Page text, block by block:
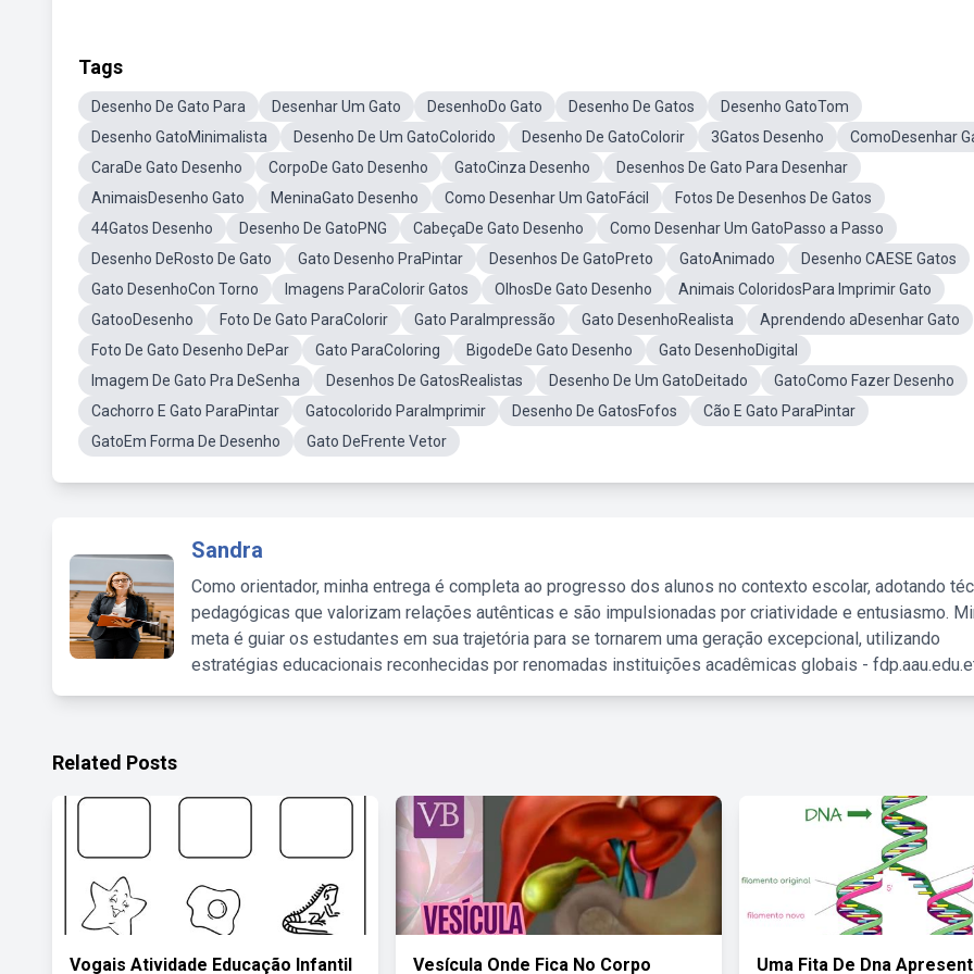
Tags
Desenho De Gato Para Desenhar Um Gato DesenhoDo Gato Desenho De Gatos
Desenho GatoTom
Desenho GatoMinimalista
Desenho De Um GatoColorido Desenho De GatoColorir 3Gatos Desenho
ComoDesenhar
CaraDe Gato Desenho
CorpoDe Gato Desenho GatoCinza Desenho
Desenhos De Gato Para Desenhar
AnimaisDesenho Gato
MeninaGato Desenho Como Desenhar Um GatoFácil
Fotos De Desenhos De Gatos
44Gatos Desenho
Desenho De GatoPNG CabeçaDe Gato Desenho
Como Desenhar Um GatoPasso a Passo
Desenho DeRosto De Gato
Gato Desenho PraPintar Desenhos De GatoPreto GatoAnimado
Desenho CAESE Gatos
Gato DesenhoCon Torno
Imagens ParaColorir Gatos OlhosDe Gato Desenho
Animais ColoridosPara Imprimir Gato
GatooDesenho
Foto De Gato ParaColorir Gato ParaImpressão Gato DesenhoRealista
Aprendendo aDesenhar Gato
Foto De Gato Desenho DePar
Gato ParaColoring BigodeDe Gato Desenho
Gato DesenhoDigital
Imagem De Gato Pra DeSenha
Desenhos De GatosRealistas Desenho De Um GatoDeitado
GatoComo Fazer Desenho
Cachorro E Gato ParaPintar
Gatocolorido ParaImprimir Desenho De GatosFofos
Cão E Gato ParaPintar
GatoEm Forma De Desenho
Gato DeFrente Vetor
Sandra
Como orientador, minha entrega é completa ao progresso dos alunos no contexto escolar, adotando
pedagógicas que valorizam relações autênticas e são impulsionadas por criatividade e entusiasmo.
meta é guiar os estudantes em sua trajetória para se tornarem uma geração excepcional, utilizando
estratégias educacionais reconhecidas por renomadas instituições acadêmicas globais -
Related Posts
Vogais Atividade Educação Infantil Vesícula Onde Fica No Corpo Uma Fita De Dna